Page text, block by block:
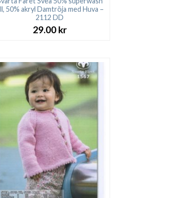
50% akryl Damtröja med Huva –
2112 DD
29.00 kr